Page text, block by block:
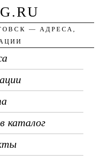
— АДРЕСА,
каталог